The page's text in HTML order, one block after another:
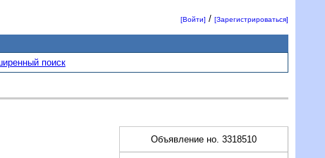
[Войти] /[Зарегистрироваться]
поиск
Объявление но. 3318510